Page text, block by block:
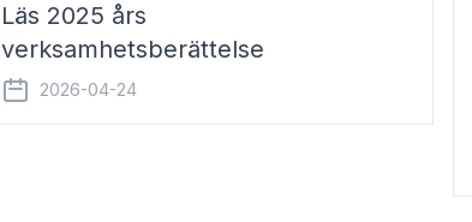
Läs 2025 års
verksamhetsberättelse
2026-04-24